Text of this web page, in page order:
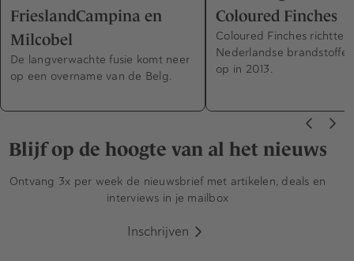
FrieslandCampina en
Milcobel
De langverwachte fusie komt neer
op een overname van de Belg.
Coloured Finches
Coloured Finches richtte
Nederlandse
op in 2013.
Blijf op de hoogte van al het nieuws
Ontvang 3x per week de nieuwsbrief met artikelen, deals en
interviews in je mailbox
Inschrijven